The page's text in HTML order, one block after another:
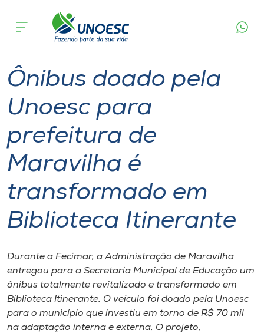
Cursos
Pesquisa
Atendimento ao Estudante
Portal de Ensino
Unoesc
Internacionalização
I.nova
Diplomados
acontece
Itinerante
Ônibus doado pela
Unoesc para
prefeitura de
Maravilha é
transformado em
Biblioteca Itinerante
Durante a Fecimar, a Administração de Maravilha
entregou para a Secretaria Municipal de Educação um
ônibus totalmente revitalizado e transformado em
Biblioteca Itinerante. O veículo foi doado pela Unoesc
para o município que investiu em torno de R$ 70 mil
na adaptação interna e externa. O projeto,